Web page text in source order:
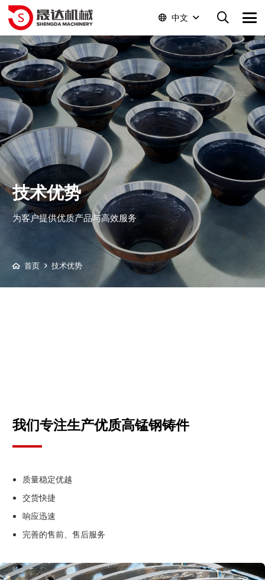
中文
技术优势
为客户提供优质产品与高效服务
首页 技术优势
我们专注生产优质高锰钢铸件
质量稳定优越
交货快捷
响应迅速
完善的售前、售后服务